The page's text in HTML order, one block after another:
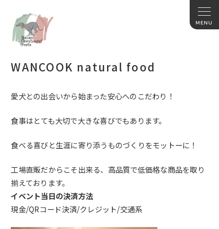
WANCOOK natural food
愛犬との出会いから始まった安心へのこだわり！
食事はとても大切で大きな喜びでもあります。
食べる喜びと生涯に寄り添うものづくりをモットーに！
工場直販だからこそ出来る、高品質で低価格な商品を取り
揃えております。
イベント当日の決済方法
現金/QRコード決済/クレジット/交通系